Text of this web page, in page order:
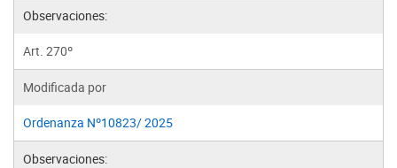
Observaciones:
Art. 270º
Modificada por
Ordenanza Nº10823/ 2025
Observaciones: